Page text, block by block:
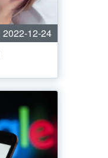
2022-12-24